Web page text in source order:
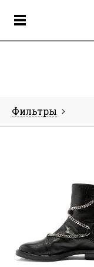
Фильтры